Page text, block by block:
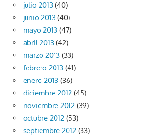
julio 2013 (40)
junio 2013 (40)
mayo 2013 (47)
abril 2013 (42)
marzo 2013 (33)
febrero 2013 (41)
enero 2013 (36)
diciembre 2012 (45)
noviembre 2012 (39)
octubre 2012 (53)
septiembre 2012 (33)